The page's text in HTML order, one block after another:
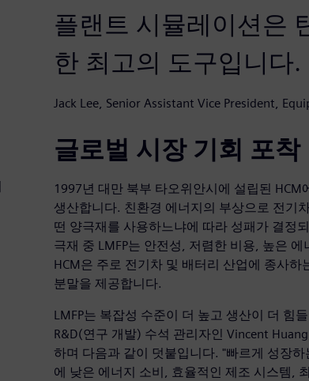
플랜트 시뮬레이션은
한 최고의 도구입니다.
Jack Lee, Senior Assistant Vice President,
글로벌 시장 기회 포착
1997년 대만 북부 타오위안시에 설립된
생산합니다. 친환경 에너지의 부상으로 전기
떤 양극재를 사용하느냐에 따라 성패가 결정
극재 중 LMFP는 안전성, 저렴한 비용, 높은
HCM은 주로 전기차 및 배터리 산업에 종사
분말을 제공합니다.
LMFP는 복잡성 수준이 더 높고 생산이 더 힘
R&D(연구 개발) 수석 관리자인 Vincent
하며 다음과 같이 덧붙입니다. "빠르게 성장
에 낮은 에너지 소비, 효율적인 제조 시스템,